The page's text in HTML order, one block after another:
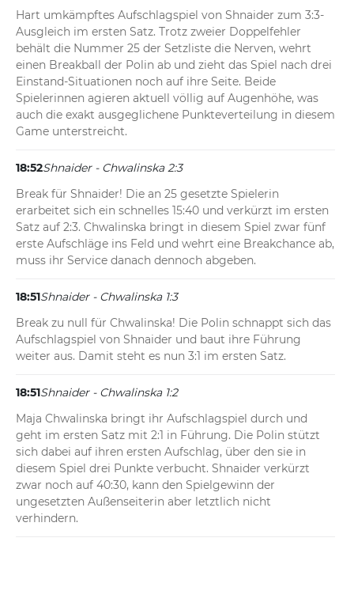
Hart umkämpftes Aufschlagspiel von Shnaider zum 3:3-
Ausgleich im ersten Satz. Trotz zweier Doppelfehler
behält die Nummer 25 der Setzliste die Nerven, wehrt
einen Breakball der Polin ab und zieht das Spiel nach drei
Einstand-Situationen noch auf ihre Seite. Beide
Spielerinnen agieren aktuell völlig auf Augenhöhe, was
auch die exakt ausgeglichene Punkteverteilung in diesem
Game unterstreicht.
18:52Shnaider - Chwalinska 2:3
Break für Shnaider! Die an 25 gesetzte Spielerin
erarbeitet sich ein schnelles 15:40 und verkürzt im ersten
Satz auf 2:3. Chwalinska bringt in diesem Spiel zwar fünf
erste Aufschläge ins Feld und wehrt eine Breakchance ab,
muss ihr Service danach dennoch abgeben.
18:51Shnaider - Chwalinska 1:3
Break zu null für Chwalinska! Die Polin schnappt sich das
Aufschlagspiel von Shnaider und baut ihre Führung
weiter aus. Damit steht es nun 3:1 im ersten Satz.
18:51Shnaider - Chwalinska 1:2
Maja Chwalinska bringt ihr Aufschlagspiel durch und
geht im ersten Satz mit 2:1 in Führung. Die Polin stützt
sich dabei auf ihren ersten Aufschlag, über den sie in
diesem Spiel drei Punkte verbucht. Shnaider verkürzt
zwar noch auf 40:30, kann den Spielgewinn der
ungesetzten Außenseiterin aber letztlich nicht
verhindern.